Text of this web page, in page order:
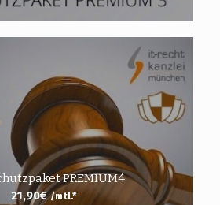
PREMIUM4
21,90€ /mtl.*